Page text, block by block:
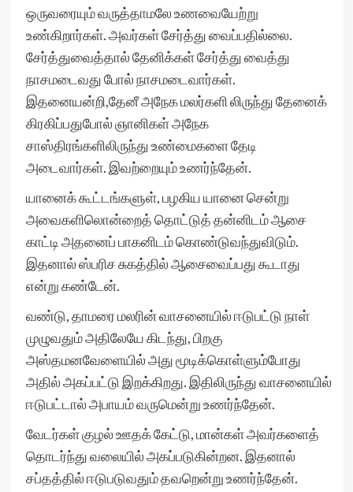
ஒருவரையும் வருத்தாமலே உணவையேற்று
உண்கிறார்கள். அவர்கள் சேர்த்து வைப்பதில்லை.
சேர்த்துவைத்தால் தேனிக்கள் சேர்த்து வைத்து
நாசமடைவது போல் நாசமடைவார்கள்.
இதனையன்றி,தேனீ அநேக மலர்களி லிருந்து தேனைக்
கிரகிப்பதுபோல் ஞானிகள் அநேக
சாஸ்திரங்களிலிருந்து உண்மைகளை தேடி
அடைவார்கள். இவற்றையும் உணர்ந்தேன்.
யானைக் கூட்டங்களுள், பழகிய யானை சென்று
அவைகளிலொன்றைத் தொட்டுத் தன்னிடம் ஆசை
காட்டி அதனைப் பாகனிடம் கொண்டுவந்துவிடும்.
இதனால் ஸ்பரிச சுகத்தில் ஆசைவைப்பது கூடாது
என்று கண்டேன்.
வண்டு, தாமரை மலரின் வாசனையில் ஈடுபட்டு நாள்
முழுவதும் அதிலேயே கிடந்து, பிறகு
அஸ்தமனவேளையில் அது மூடிக்கொள்ளும்போது
அதில் அகப்பட்டு இறக்கிறது. இதிலிருந்து வாசனையில்
ஈடுபட்டால் அபாயம் வருமென்று உணர்ந்தேன்.
வேடர்கள் குழல் ஊதக் கேட்டு, மான்கள் அவர்களைத்
தொடர்ந்து வலையில் அகப்படுகின்றன. இதனால்
சப்தத்தில் ஈடுபடுவதும் தவறென்று உணர்ந்தேன்.